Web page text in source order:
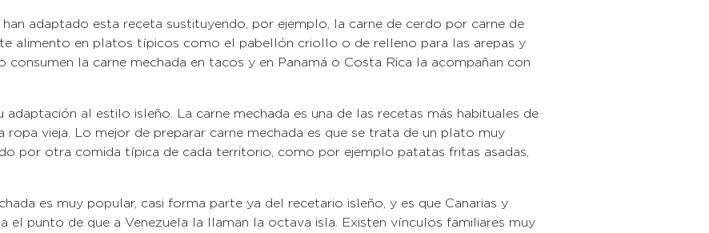
adaptado esta receta sustituyendo, por ejemplo, la carne de cerdo por carne de
alimento en platos típicos como el pabellón criollo o de relleno para las arepas y
consumen la carne mechada en tacos y en Panamá o Costa Rica la acompañan con
al estilo isleño. La carne mechada es una de las recetas más habituales de
ropa vieja. Lo mejor de preparar carne mechada es que se trata de un plato muy
por otra comida típica de cada territorio, como por ejemplo patatas fritas asadas,
es muy popular, casi forma parte ya del recetario isleño, y es que Canarias y
el punto de que a Venezuela la llaman la octava isla. Existen vínculos familiares muy